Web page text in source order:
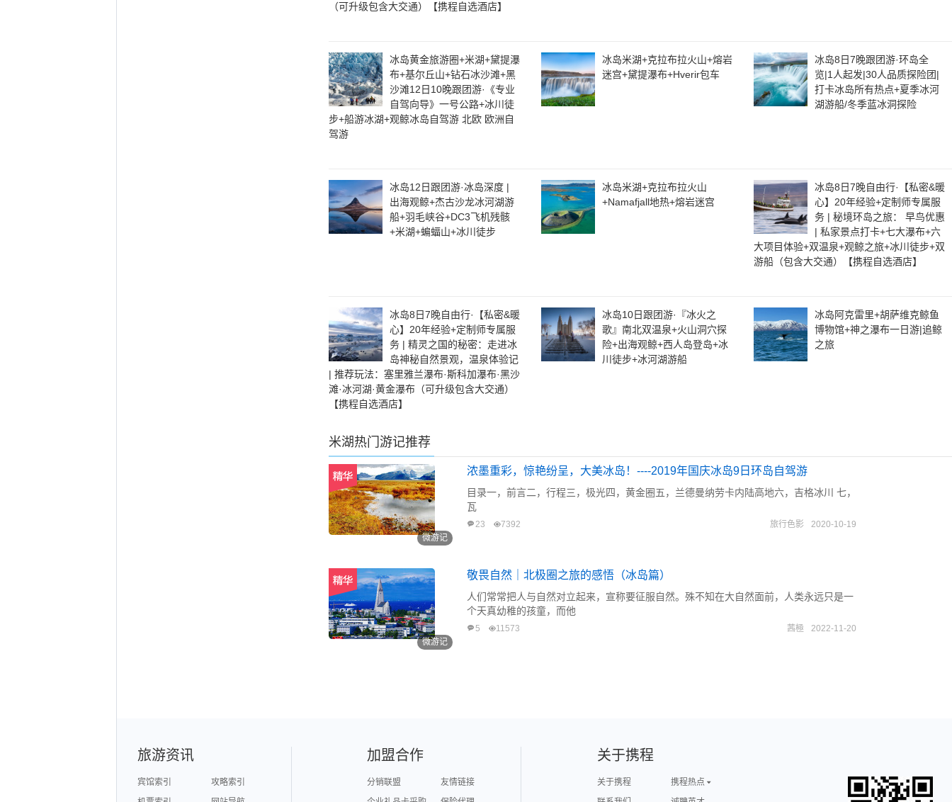
（可升级包含大交通）【携程自选酒店】
冰岛黄金旅游圈+米湖+黛提瀑
布+基尔丘山+钻石冰沙滩+黑
沙滩12日10晚跟团游·《专业
自驾向导》一号公路+冰川徒
步+船游冰湖+观鲸冰岛自驾游 北欧 欧洲自
驾游
冰岛米湖+克拉布拉火山+熔岩
迷宫+黛提瀑布+Hverir包车
冰岛8日7晚跟团游·环岛全
览|1人起发|30人品质探险团|
打卡冰岛所有热点+夏季冰河
湖游船/冬季蓝冰洞探险
冰岛12日跟团游·冰岛深度 |
出海观鲸+杰古沙龙冰河湖游
船+羽毛峡谷+DC3飞机残骸
+米湖+蝙蝠山+冰川徒步
冰岛米湖+克拉布拉火山
+Namafjall地热+熔岩迷宫
冰岛8日7晚自由行·【私密&暖
心】20年经验+定制师专属服
务 | 秘境环岛之旅： 早鸟优惠
| 私家景点打卡+七大瀑布+六
大项目体验+双温泉+观鲸之旅+冰川徒步+双
游船（包含大交通）【携程自选酒店】
冰岛8日7晚自由行·【私密&暖
心】20年经验+定制师专属服
务 | 精灵之国的秘密：走进冰
岛神秘自然景观，温泉体验记
| 推荐玩法：塞里雅兰瀑布·斯科加瀑布·黑沙
滩·冰河湖·黄金瀑布（可升级包含大交通）
【携程自选酒店】
冰岛10日跟团游·『冰火之
歌』南北双温泉+火山洞穴探
险+出海观鲸+西人岛登岛+冰
川徒步+冰河湖游船
冰岛阿克雷里+胡萨维克鲸鱼
博物馆+神之瀑布一日游|追鲸
之旅
米湖热门游记推荐
微游记
浓墨重彩，惊艳纷呈，大美冰岛！----2019年国庆冰岛9日环岛自驾游
目录一，前言二，行程三，极光四，黄金圈五，兰德曼纳劳卡内陆高地六，吉格冰川 七，
瓦
23 7392 旅行色影 2020-10-19
微游记
敬畏自然｜北极圈之旅的感悟（冰岛篇）
人们常常把人与自然对立起来，宣称要征服自然。殊不知在大自然面前，人类永远只是一
个天真幼稚的孩童，而他
5 11573 茜極 2022-11-20
旅游资讯
宾馆索引
攻略索引
加盟合作
分销联盟
友情链接
关于携程
关于携程
携程热点